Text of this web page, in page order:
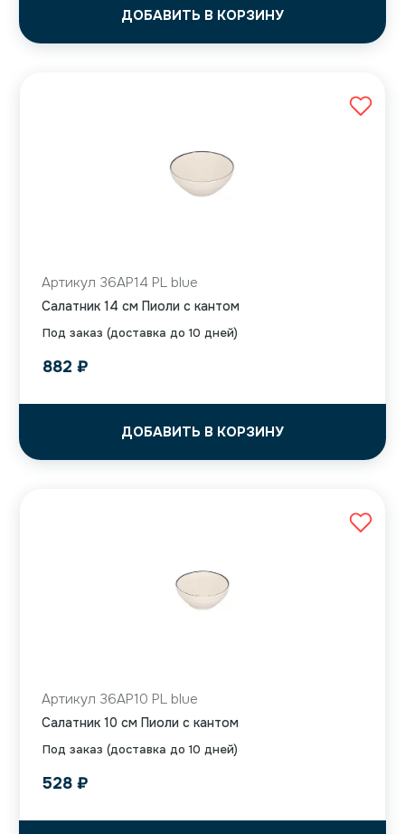
ДОБАВИТЬ В КОРЗИНУ
Под заказ (доставка до 10 дней)
Артикул 36AP14 PL blue
Салатник 14 см Пиоли с кантом
882 ₽
ДОБАВИТЬ В КОРЗИНУ
Под заказ (доставка до 10 дней)
Артикул 36AP10 PL blue
Салатник 10 см Пиоли с кантом
528 ₽